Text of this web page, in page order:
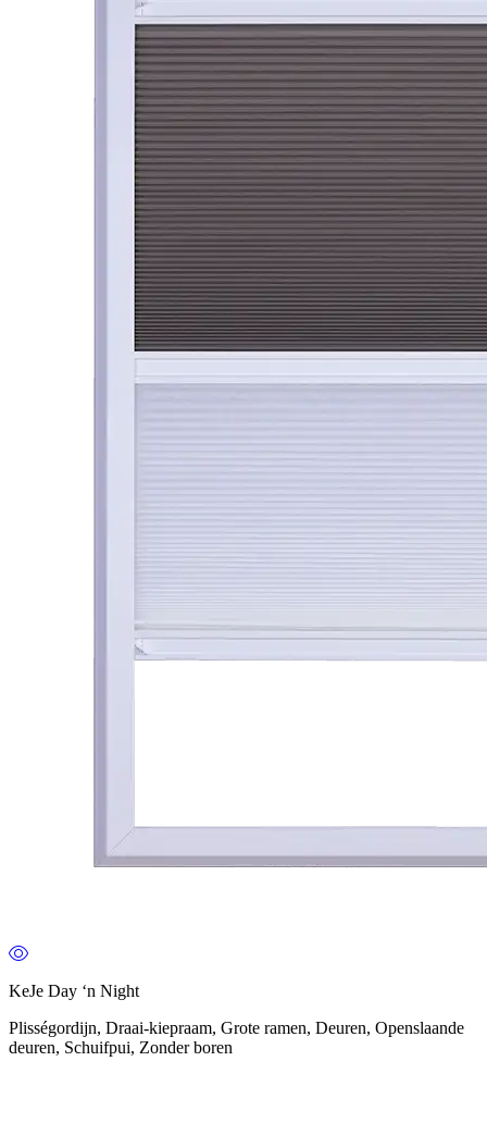
KeJe Day ‘n Night
Plisségordijn, Draai-kiepraam, Grote ramen, Deuren, Openslaande
deuren, Schuifpui, Zonder boren